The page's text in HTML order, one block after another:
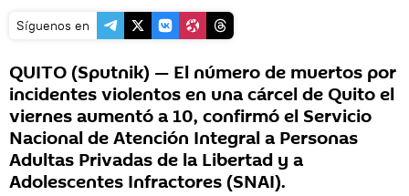
Síguenos en
QUITO (Sputnik) — El número de muertos por
incidentes violentos en una cárcel de Quito el
viernes aumentó a 10, confirmó el Servicio
Nacional de Atención Integral a Personas
Adultas Privadas de la Libertad y a
Adolescentes Infractores (SNAI).